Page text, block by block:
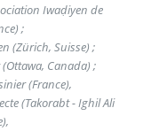
Iwaḍiyen de
;
(Zürich, Suisse) ;
Canada) ;
(France),
(Takorabt - Ighil Ali